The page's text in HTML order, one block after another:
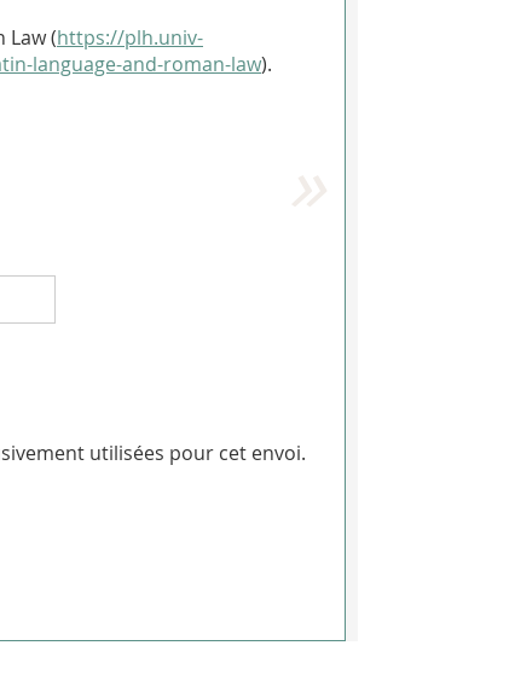
Law (https://plh.univ-
language-and-roman-law).
utilisées pour cet envoi.